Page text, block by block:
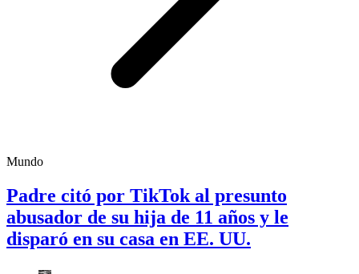
Mundo
Padre citó por TikTok al presunto
abusador de su hija de 11 años y le
disparó en su casa en EE. UU.